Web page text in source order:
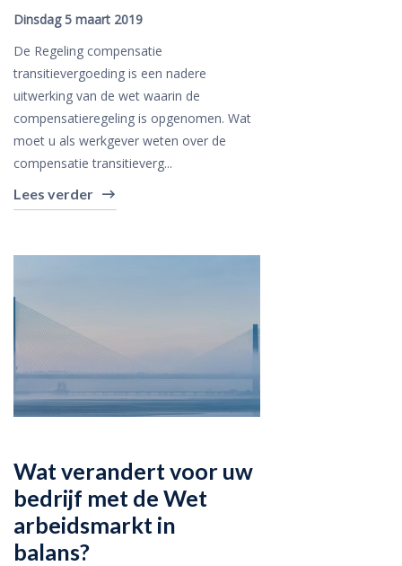
Dinsdag 5 maart 2019
De Regeling compensatie
transitievergoeding is een nadere
uitwerking van de wet waarin de
compensatieregeling is opgenomen. Wat
moet u als werkgever weten over de
compensatie transitieverg...
Lees verder
Wat verandert voor uw
bedrijf met de Wet
arbeidsmarkt in
balans?